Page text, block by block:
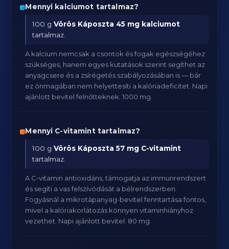
Mennyi kalciumot tartalmaz?
100 gVörös Káposzta 45 mg kalciumot
tartalmaz.
A kalcium nemcsak a csontok és fogak egészségéhez
szükséges, hanem egyes kutatások szerint segíthet az
anyagcsere és a zsírégetés szabályozásában is — bár
ez önmagában nem helyettesíti a kalóriadeficitet. Napi
ajánlott bevitel felnőtteknek: 1000 mg.
Mennyi C-vitamint tartalmaz?
100 gVörös Káposzta 57 mg C-vitamint
tartalmaz.
A C-vitamin antioxidáns, támogatja az immunrendszert
és segíti a vas felszívódását a bélrendszerben.
Fogyásnál a mikrotápanyag-bevitel fenntartása fontos,
mivel a kalóriakorlátozás könnyen vitaminhiányhoz
vezethet. Napi ajánlott bevitel: 80 mg.